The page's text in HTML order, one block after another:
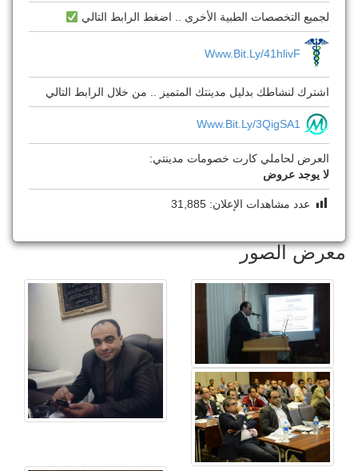
لجميع التخصصات الطبية الأخرى .. اضغط الرابط التالي
Www.bit.ly/41hlivF
اشترك لنشاطك بدليل مدينتك المتميز .. من خلال الرابط التالي
Www.bit.ly/3QigSA1
العرض لحاملي كارت خصومات مدينتي:
لا يوجد عروض
عدد مشاهدات الإعلان: 31,885
معرض الصور